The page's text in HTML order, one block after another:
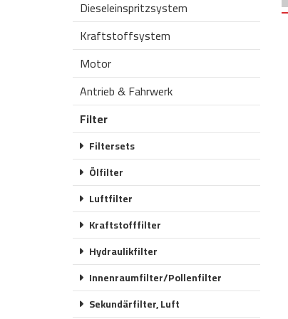
Dieseleinspritzsystem
Kraftstoffsystem
Motor
Antrieb & Fahrwerk
Filter
Filtersets
Ölfilter
Luftfilter
Kraftstofffilter
Hydraulikfilter
Innenraumfilter/Pollenfilter
Sekundärfilter, Luft